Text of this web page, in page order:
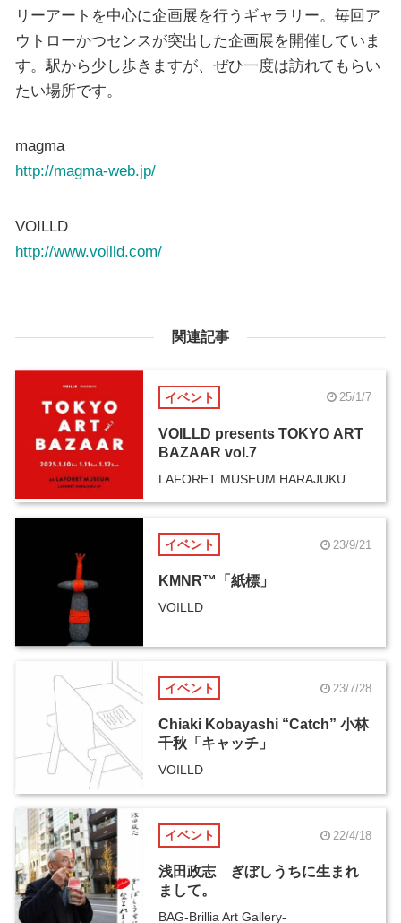
リーアートを中心に企画展を行うギャラリー。毎回ア
ウトローかつセンスが突出した企画展を開催していま
す。駅から少し歩きますが、ぜひ一度は訪れてもらい
たい場所です。
magma
http://magma-web.jp/
VOILLD
http://www.voilld.com/
関連記事
イベント 25/1/7
VOILLD presents TOKYO ART
BAZAAR vol.7
LAFORET MUSEUM HARAJUKU
イベント 23/9/21
KMNR™「紙標」
VOILLD
イベント 23/7/28
Chiaki Kobayashi “Catch” 小林
千秋「キャッチ」
VOILLD
イベント 22/4/18
浅田政志 ぎぼしうちに生まれ
まして。
BAG-Brillia Art Gallery-